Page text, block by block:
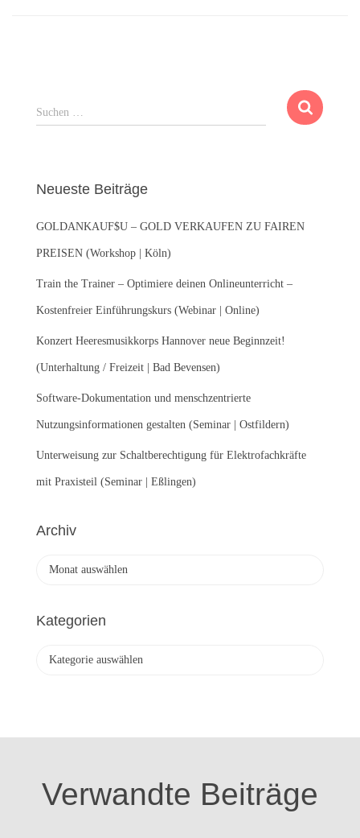
S
u
n
a
c
:
Suchen …
Neueste Beiträge
GOLDANKAUF$U – GOLD VERKAUFEN ZU FAIREN
PREISEN (Workshop | Köln)
Train the Trainer – Optimiere deinen Onlineunterricht –
Kostenfreier Einführungskurs (Webinar | Online)
Konzert Heeresmusikkorps Hannover neue Beginnzeit!
(Unterhaltung / Freizeit | Bad Bevensen)
Software-Dokumentation und menschzentrierte
Nutzungsinformationen gestalten (Seminar | Ostfildern)
Unterweisung zur Schaltberechtigung für Elektrofachkräfte
mit Praxisteil (Seminar | Eßlingen)
Archiv
h
Kategorien
o
Verwandte Beiträge